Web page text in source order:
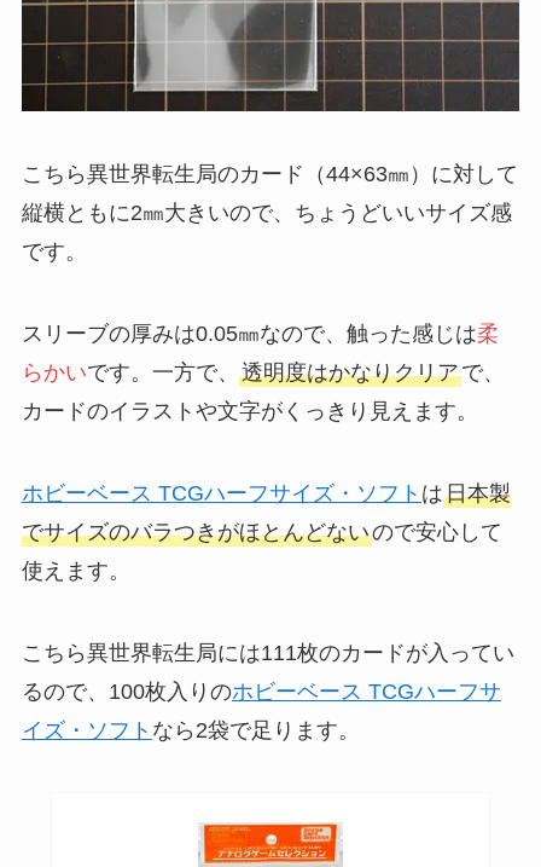
こちら異世界転生局のカード（44×63㎜）に対して
縦横ともに2㎜大きいので、ちょうどいいサイズ感
です。
スリーブの厚みは0.05㎜なので、触った感じは柔
らかいです。一方で、 透明度はかなりクリアで、
カードのイラストや文字がくっきり見えます。
ホビーベース TCGハーフサイズ・ソフト は日本製
でサイズのバラつきがほとんどないので安心して
使えます。
こちら異世界転生局には111枚のカードが入ってい
るので、100枚入りのホビーベース TCGハーフサ
イズ・ソフト なら2袋で足ります。